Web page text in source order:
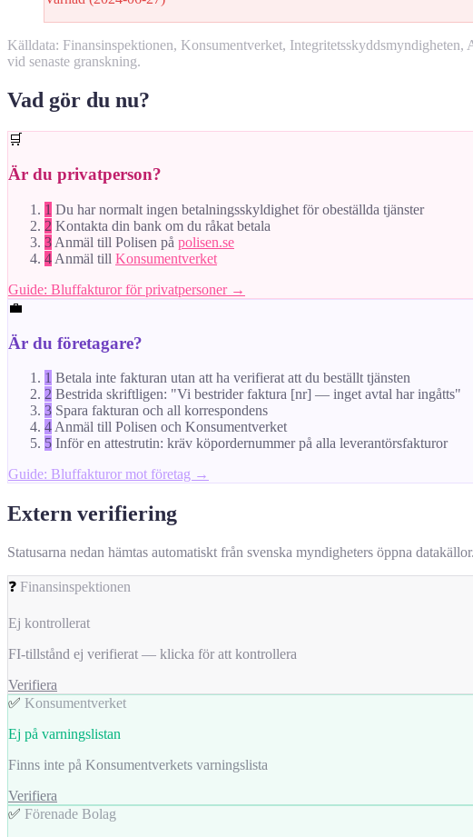
Källdata: Finansinspektionen, Konsumentverket,
vid senaste granskning.
Vad gör du nu?
🛒
Är du privatperson?
1 Du har normalt ingen betalningsskyldighet för obeställda tjänster
2 Kontakta din bank om du råkat betala
3 Anmäl till Polisen på polisen.se
4 Anmäl till Konsumentverket
Guide: Bluffakturor för privatpersoner →
💼
Är du företagare?
1 Betala inte fakturan utan att ha verifierat att du beställt tjänsten
2 Bestrida skriftligen: "Vi bestrider faktura [nr] — inget avtal har ingåtts"
3 Spara fakturan och all korrespondens
4 Anmäl till Polisen och Konsumentverket
5 Inför en attestrutin: kräv köpordernummer på alla leverantörsfakturor
Guide: Bluffakturor mot företag →
Extern verifiering
Statusarna nedan hämtas automatiskt från svenska myndigheters öppna
❓ Finansinspektionen
Ej kontrollerat
FI-tillstånd ej verifierat — klicka för att kontrollera
Verifiera
✅ Konsumentverket
Ej på varningslistan
Finns inte på Konsumentverkets varningslista
Verifiera
✅ Förenade Bolag